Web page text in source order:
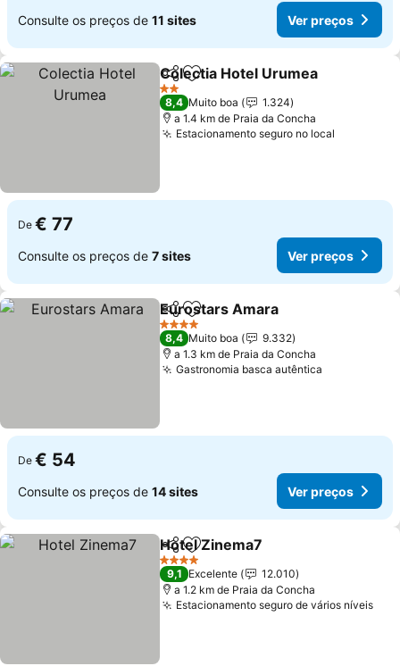
Consulte os preços de 11 sites Ver preços
PartilharAdicionar aos favoritos
Colectia Hotel Urumea
2 Estrelas
8,4 Muito boa
1.324
a 1.4 km de Praia da Concha
Estacionamento seguro no local
De € 77
Consulte os preços de 7 sites Ver preços
PartilharAdicionar aos favoritos
Eurostars Amara
4 Estrelas
8,4 Muito boa
9.332
a 1.3 km de Praia da Concha
Gastronomia basca autêntica
De € 54
Consulte os preços de 14 sites Ver preços
PartilharAdicionar aos favoritos
Hotel Zinema7
4 Estrelas
9,1 Excelente
12.010
a 1.2 km de Praia da Concha
Estacionamento seguro de vários níveis